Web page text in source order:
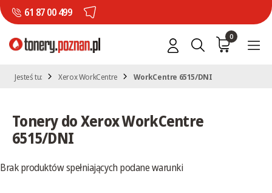
61 87 00 499
0
Jesteś tu: Xerox WorkCentre WorkCentre 6515/DNI
Tonery do Xerox WorkCentre
6515/DNI
Brak produktów spełniających podane warunki